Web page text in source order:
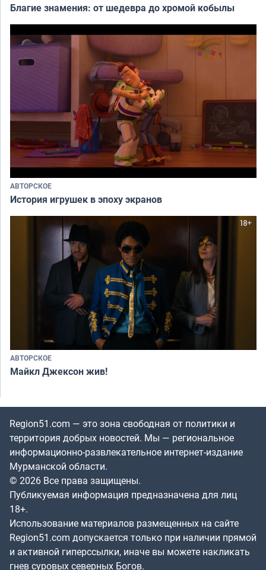
Благие знамения: от шедевра до хромой кобылы
АВТОРСКОЕ
История игрушек в эпоху экранов
АВТОРСКОЕ
Майкл Джексон жив!
Region51.com — это зона свободная от политики и
территория добрых новостей. Мы — региональное
информационно-развлекательное интернет-издание
Мурманской области.
© 2026 Все права защищены.
Публикуемая информация предназначена для лиц
18+.
Использование материалов размещенных на сайте
Region51.com допускается только при наличии прямой
и активной гиперссылки, иначе вы можете накликать
гнев суровых северных Богов.